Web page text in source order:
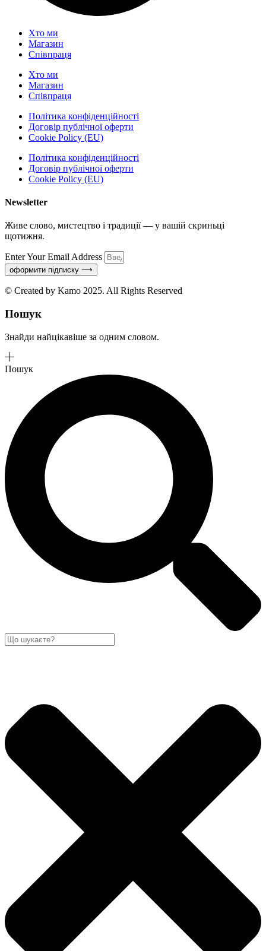
Хто ми
Магазин
Співпраця
Хто ми
Магазин
Співпраця
Політика конфіденційності
Договір публічної оферти
Cookie Policy (EU)
Політика конфіденційності
Договір публічної оферти
Cookie Policy (EU)
Newsletter
Живе слово, мистецтво і традиції — у вашій скриньці
щотижня.
Enter Your Email Address
оформити підписку ⟶
© Created by Kamo 2025. All Rights Reserved
Пошук
Знайди найцікавіше за одним словом.
Пошук